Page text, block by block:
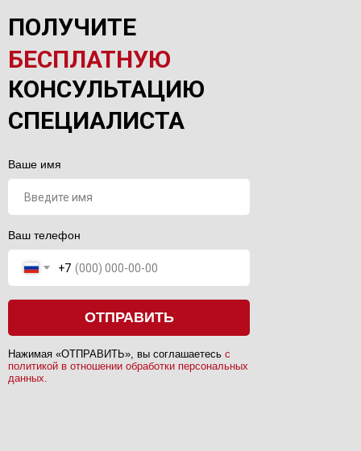
ПОЛУЧИТЕ
БЕСПЛАТНУЮ
КОНСУЛЬТАЦИЮ
СПЕЦИАЛИСТА
Ваше имя
Ваш телефон
+7
ОТПРАВИТЬ
Нажимая «ОТПРАВИТЬ», вы соглашаетесь с
политикой в отношении обработки персональных
данных.